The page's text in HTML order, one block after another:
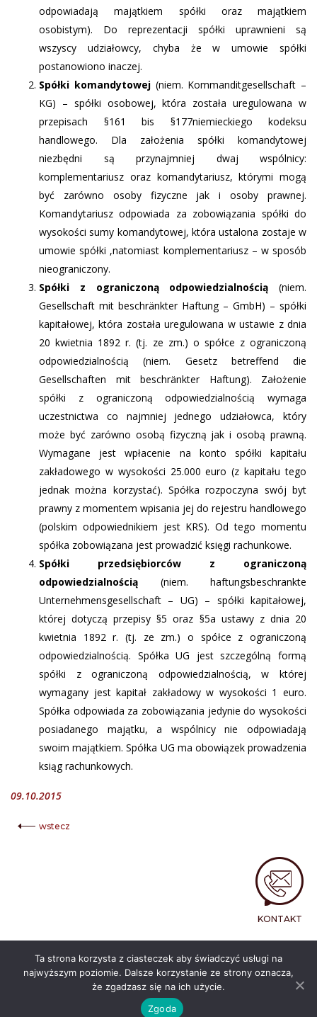
odpowiadają majątkiem spółki oraz majątkiem
osobistym). Do reprezentacji spółki uprawnieni są
wszyscy udziałowcy, chyba że w umowie spółki
postanowiono inaczej.
Spółki komandytowej(niem. Kommanditgesellschaft –
KG) – spółki osobowej, która została uregulowana w
przepisach §161 bis §177niemieckiego kodeksu
handlowego. Dla założenia spółki komandytowej
niezbędni są przynajmniej dwaj wspólnicy:
komplementariusz oraz komandytariusz, którymi mogą
być zarówno osoby fizyczne jak i osoby prawnej.
Komandytariusz odpowiada za zobowiązania spółki do
wysokości sumy komandytowej, która ustalona zostaje w
umowie spółki ,natomiast komplementariusz – w sposób
nieograniczony.
Spółki z ograniczoną odpowiedzialnością (niem.
Gesellschaft mit beschränkter Haftung – GmbH) – spółki
kapitałowej, która została uregulowana w ustawie z dnia
20 kwietnia 1892 r. (tj. ze zm.) o spółce z ograniczoną
odpowiedzialnością (niem. Gesetz betreffend die
Gesellschaften mit beschränkter Haftung). Założenie
spółki z ograniczoną odpowiedzialnością wymaga
uczestnictwa co najmniej jednego udziałowca, który
może być zarówno osobą fizyczną jak i osobą prawną.
Wymagane jest wpłacenie na konto spółki kapitału
zakładowego w wysokości 25.000 euro (z kapitału tego
jednak można korzystać). Spółka rozpoczyna swój byt
prawny z momentem wpisania jej do rejestru handlowego
(polskim odpowiednikiem jest KRS). Od tego momentu
spółka zobowiązana jest prowadzić księgi rachunkowe.
Spółki przedsiębiorców z ograniczoną
odpowiedzialnością (niem. haftungsbeschrankte
Unternehmensgesellschaft – UG) – spółki kapitałowej,
której dotyczą przepisy §5 oraz §5a ustawy z dnia 20
kwietnia 1892 r. (tj. ze zm.) o spółce z ograniczoną
odpowiedzialnością. Spółka UG jest szczególną formą
spółki z ograniczoną odpowiedzialnością, w której
wymagany jest kapitał zakładowy w wysokości 1 euro.
Spółka odpowiada za zobowiązania jedynie do wysokości
posiadanego majątku, a wspólnicy nie odpowiadają
swoim majątkiem. Spółka UG ma obowiązek prowadzenia
ksiąg rachunkowych.
09.10.2015
wstecz
KONTAKT
© 2026 - BRAINS TRUST. Wszelkie prawa zastrzeżone.
Projekt i wykonanie www.itband.pl
Polityka prywatności Nota prawna
Ta strona korzysta z ciasteczek aby świadczyć usługi na
najwyższym poziomie. Dalsze korzystanie ze strony oznacza,
że zgadzasz się na ich użycie.
Zgoda